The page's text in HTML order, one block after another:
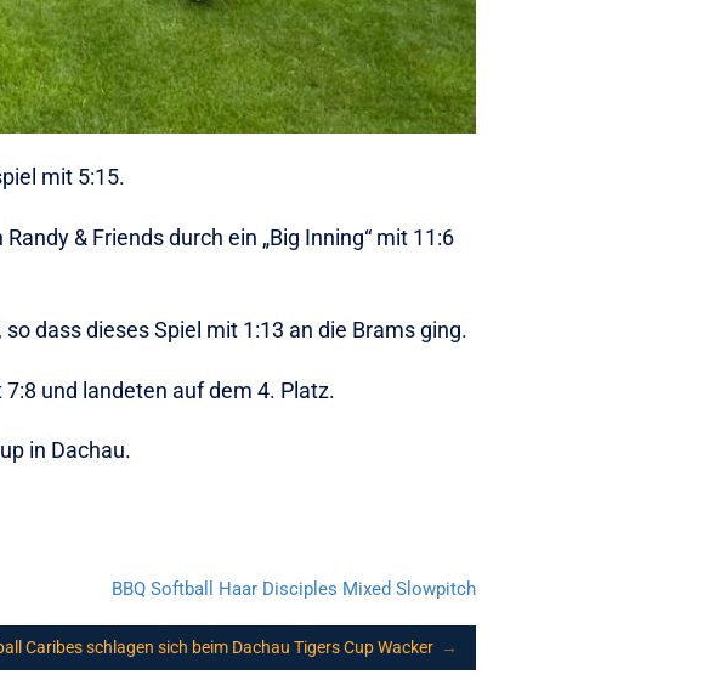
mit 5:15.
& Friends durch ein „Big Inning“ mit 11:6
dass dieses Spiel mit 1:13 an die Brams ging.
und landeten auf dem 4. Platz.
in Dachau.
BBQ Softball Haar Disciples Mixed Slowpitch
Caribes schlagen sich beim Dachau Tigers Cup Wacker →